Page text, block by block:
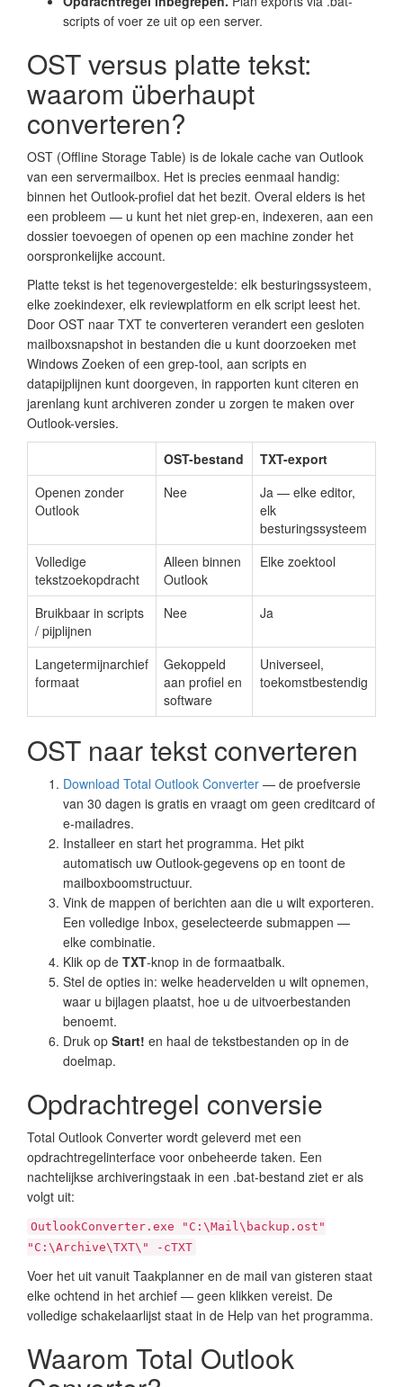
scripts of voer ze uit op een server.
OST versus platte tekst:
waarom überhaupt
converteren?
OST (Offline Storage Table) is de lokale cache van Outlook
van een servermailbox. Het is precies eenmaal handig:
binnen het Outlook-profiel dat het bezit. Overal elders is het
een probleem — u kunt het niet grep-en, indexeren, aan een
dossier toevoegen of openen op een machine zonder het
oorspronkelijke account.
Platte tekst is het tegenovergestelde: elk besturingssysteem,
elke zoekindexer, elk reviewplatform en elk script leest het.
Door OST naar TXT te converteren verandert een gesloten
mailboxsnapshot in bestanden die u kunt doorzoeken met
Windows Zoeken of een grep-tool, aan scripts en
datapijplijnen kunt doorgeven, in rapporten kunt citeren en
jarenlang kunt archiveren zonder u zorgen te maken over
Outlook-versies.
OST-bestand
TXT-export
Openen zonder
Outlook
Nee
Ja — elke editor,
elk
besturingssysteem
Volledige
tekstzoekopdracht
Alleen binnen
Outlook
Elke zoektool
Bruikbaar in scripts
/ pijplijnen
Nee Ja
Langetermijnarchief
formaat
Gekoppeld
aan profiel en
software
Universeel,
toekomstbestendig
OST naar tekst converteren
Download Total Outlook Converter — de proefversie
van 30 dagen is gratis en vraagt om geen creditcard of
e-mailadres.
Installeer en start het programma. Het pikt
automatisch uw Outlook-gegevens op en toont de
mailboxboomstructuur.
Vink de mappen of berichten aan die u wilt exporteren.
Een volledige Inbox, geselecteerde submappen —
elke combinatie.
Klik op de TXT-knop in de formaatbalk.
Stel de opties in: welke headervelden u wilt opnemen,
waar u bijlagen plaatst, hoe u de uitvoerbestanden
benoemt.
Druk op Start! en haal de tekstbestanden op in de
doelmap.
Opdrachtregel conversie
Total Outlook Converter wordt geleverd met een
opdrachtregelinterface voor onbeheerde taken. Een
nachtelijkse archiveringstaak in een .bat-bestand ziet er als
volgt uit:
OutlookConverter.exe "C:\Mail\backup.ost"
"C:\Archive\TXT\" -cTXT
Voer het uit vanuit Taakplanner en de mail van gisteren staat
elke ochtend in het archief — geen klikken vereist. De
volledige schakelaarlijst staat in de Help van het programma.
Waarom Total Outlook